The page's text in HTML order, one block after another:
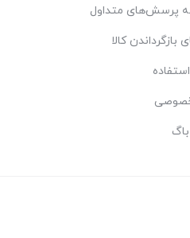
پرسش‌های متداول
بازگرداندن کالا